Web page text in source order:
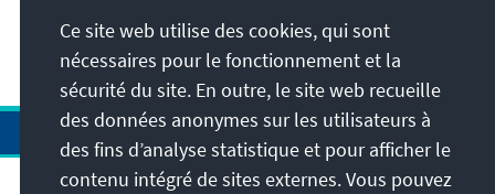
Ce site web utilise des cookies, qui sont
nécessaires pour le fonctionnement et la
sécurité du site. En outre, le site web recueille
des données anonymes sur les utilisateurs à
des fins d’analyse statistique et pour afficher le
contenu intégré de sites externes. Vous pouvez